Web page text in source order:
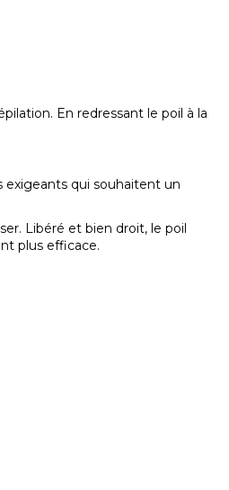
En redressant le poil à la
exigeants qui souhaitent un
Libéré et bien droit, le poil
plus efficace.